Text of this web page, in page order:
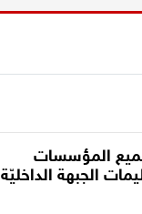
جميع المؤسسات
الجبهة الداخليّة